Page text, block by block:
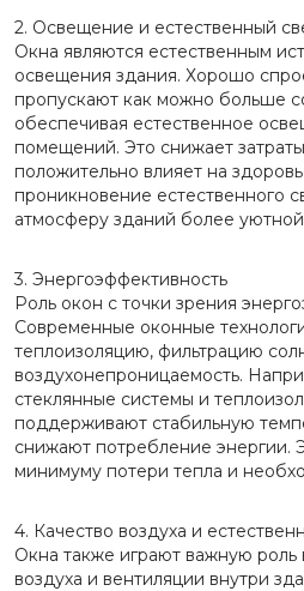
2. Освещение и естественный
Окна являются естественным
освещения здания. Хорошо
пропускают как можно больше
обеспечивая естественное
помещений. Это снижает
положительно влияет на
проникновение естественного
атмосферу зданий более
3. Энергоэффективность
Роль окон с точки зрения
Современные оконные
теплоизоляцию, фильтрацию
воздухонепроницаемость.
стеклянные системы и
поддерживают стабильную
снижают потребление энергии.
минимуму потери тепла и
4. Качество воздуха и
Окна также играют важную роль
воздуха и вентиляции внутри